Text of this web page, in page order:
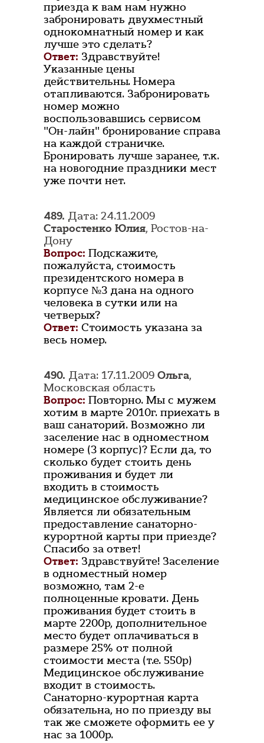
приезда к вам нам нужно
забронировать двухместный
однокомнатный номер и как
лучше это сделать?
Ответ: Здравствуйте!
Указанные цены
действительны. Номера
отапливаются. Забронировать
номер можно
воспользовавшись сервисом
"Он-лайн" бронирование справа
на каждой страничке.
Бронировать лучше заранее, т.к.
на новогодние праздники мест
уже почти нет.
489. Дата: 24.11.2009
Старостенко Юлия, Ростов-на-
Дону
Вопрос: Подскажите,
пожалуйста, стоимость
президентского номера в
корпусе №3 дана на одного
человека в сутки или на
четверых?
Ответ: Стоимость указана за
весь номер.
490. Дата: 17.11.2009 Ольга,
Московская область
Вопрос: Повторно. Мы с мужем
хотим в марте 2010г. приехать в
ваш санаторий. Возможно ли
заселение нас в одноместном
номере (3 корпус)? Если да, то
сколько будет стоить день
проживания и будет ли
входить в стоимость
медицинское обслуживание?
Является ли обязательным
предоставление санаторно-
курортной карты при приезде?
Спасибо за ответ!
Ответ: Здравствуйте! Заселение
в одноместный номер
возможно, там 2-е
полноценные кровати. День
проживания будет стоить в
марте 2200р, дополнительное
место будет оплачиваться в
размере 25% от полной
стоимости места (т.е. 550р)
Медицинское обслуживание
входит в стоимость.
Санаторно-курортная карта
обязательна, но по приезду вы
так же сможете оформить ее у
нас за 1000р.